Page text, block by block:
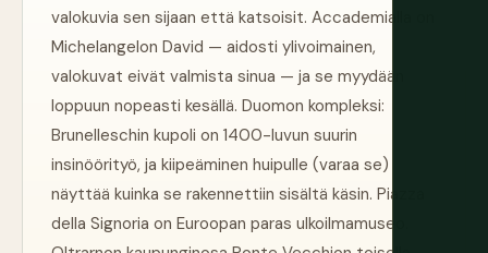
valokuvia sen sijaan että katsoisit. Accademialla on
Michelangelon David — aidosti ylivoimainen,
valokuvat eivät valmista sinua — ja se myydään
loppuun nopeasti kesällä. Duomon kompleksi:
Brunelleschin kupoli on 1400-luvun suurin
insinöörityö, ja kiipeäminen huipulle (varaa se)
näyttää kuinka se rakennettiin sisältä käsin. Piazza
della Signoria on Euroopan paras ulkoilmamuseo.